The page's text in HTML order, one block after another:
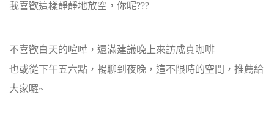
我喜歡這樣靜靜地放空，你呢???
不喜歡白天的喧嘩，還滿建議晚上來訪成真咖啡
也或從下午五六點，暢聊到夜晚，這不限時的空間，推薦給
大家囉~